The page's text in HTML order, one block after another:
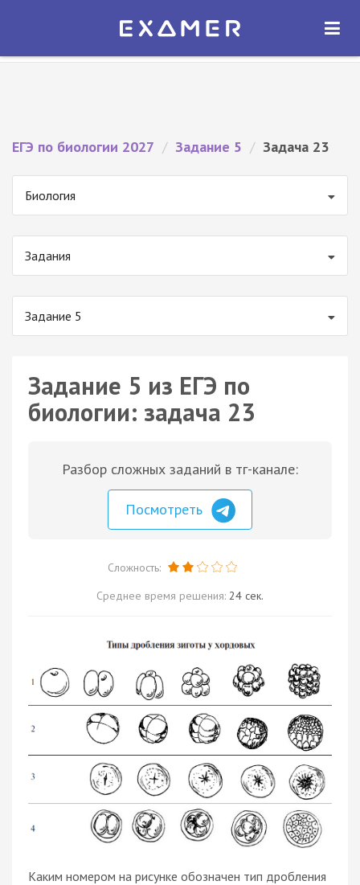
Экзамер — ЕГЭ 2027
ОТКРЫТЬ
ЕГЭ по биологии 2027 / Задание 5 / Задача 23
Биология
Задания
Задание 5
Задание 5 из ЕГЭ по
биологии: задача 23
Разбор сложных заданий в тг-канале:
Посмотреть
Сложность:
Среднее время решения: 24 сек.
Каким номером на рисунке обозначен тип дробления